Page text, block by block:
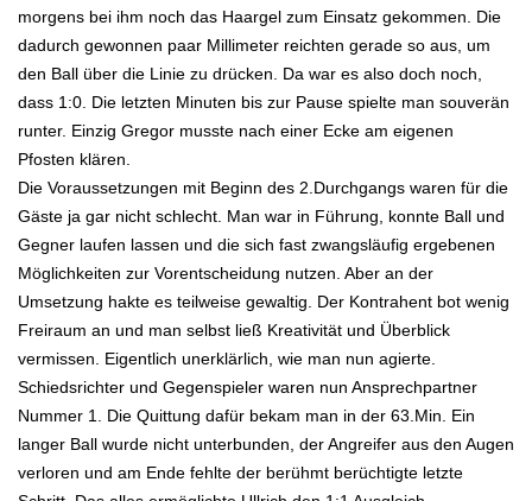
morgens bei ihm noch das Haargel zum Einsatz gekommen. Die
dadurch gewonnen paar Millimeter reichten gerade so aus, um
den Ball über die Linie zu drücken. Da war es also doch noch,
dass 1:0. Die letzten Minuten bis zur Pause spielte man souverän
runter. Einzig Gregor musste nach einer Ecke am eigenen
Pfosten klären.
Die Voraussetzungen mit Beginn des 2.Durchgangs waren für die
Gäste ja gar nicht schlecht. Man war in Führung, konnte Ball und
Gegner laufen lassen und die sich fast zwangsläufig ergebenen
Möglichkeiten zur Vorentscheidung nutzen. Aber an der
Umsetzung hakte es teilweise gewaltig. Der Kontrahent bot wenig
Freiraum an und man selbst ließ Kreativität und Überblick
vermissen. Eigentlich unerklärlich, wie man nun agierte.
Schiedsrichter und Gegenspieler waren nun Ansprechpartner
Nummer 1. Die Quittung dafür bekam man in der 63.Min. Ein
langer Ball wurde nicht unterbunden, der Angreifer aus den Augen
verloren und am Ende fehlte der berühmt berüchtigte letzte